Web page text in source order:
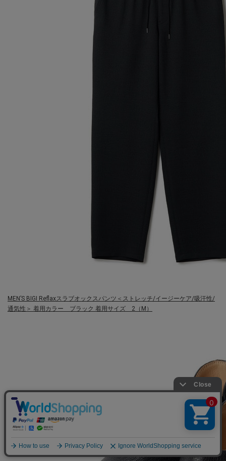
MEN’S BIGI
Reflaxスラブオックスパンツ＜ストレッチ/イージーケア/吸汗性/
通気性＞ 着用カラー ブラック 着用サイズ 2（M）